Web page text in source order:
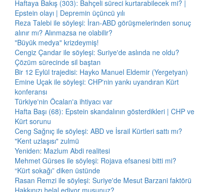
Haftaya Bakış (303): Bahçeli süreci kurtarabilecek mi? |
Epstein olayı | Depremin üçüncü yılı
Reza Talebi ile söyleşi: İran-ABD görüşmelerinden sonuç
alınır mı? Alınmazsa ne olabilir?
"Büyük medya" krizdeymiş!
Cengiz Çandar ile söyleşi: Suriye'de aslında ne oldu?
Çözüm sürecinde sil baştan
Bir 12 Eylül trajedisi: Hayko Manuel Eldemir (Yergetyan)
Emine Uçak ile söyleşi: CHP'nin yankı uyandıran Kürt
konferansı
Türkiye'nin Öcalan'a ihtiyacı var
Hafta Başı (68): Epstein skandalının gösterdikleri | CHP ve
Kürt sorunu
Ceng Sağnıç ile söyleşi: ABD ve İsrail Kürtleri sattı mı?
"Kent uzlaşısı" zulmü
Yeniden: Mazlum Abdi realitesi
Mehmet Gürses ile söyleşi: Rojava efsanesi bitti mi?
“Kürt sokağı” diken üstünde
Rasan Remzi ile söyleşi: Suriye'de Mesut Barzani faktörü
Hakkınızı helal ediyor musunuz?